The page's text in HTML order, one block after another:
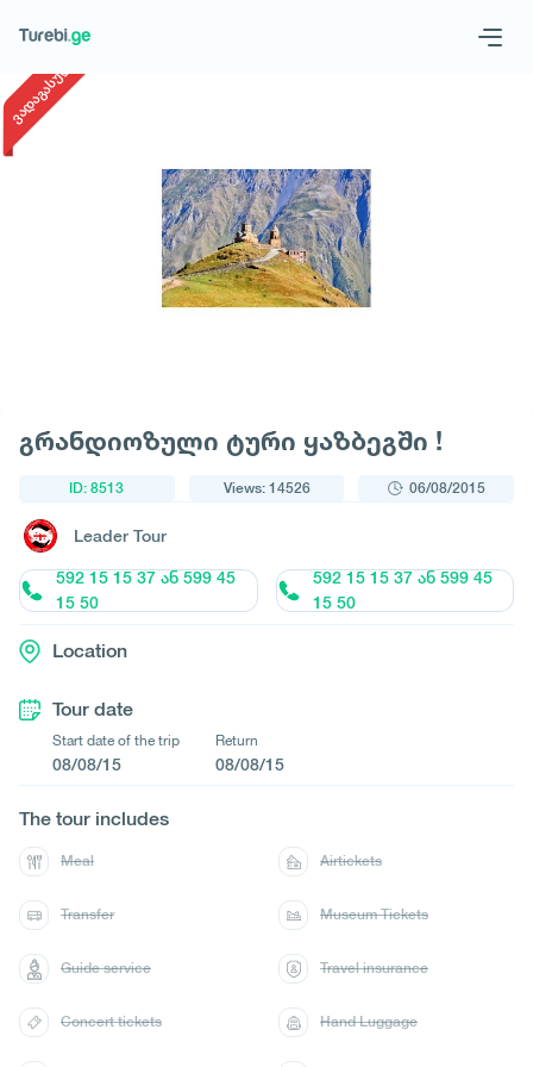
Request a tour
ვადაგასული
გრანდიოზული ტური ყაზბეგში !
ID: 8513 Views: 14526 06/08/2015
Leader Tour
592 15 15 37 ან 599 45
15 50
592 15 15 37 ან 599 45
15 50
Location
Tour date
Start date of the trip
08/08/15
Return
08/08/15
The tour includes
Meal Airtickets
Transfer Museum Tickets
Guide service Travel insurance
Concert tickets Hand Luggage